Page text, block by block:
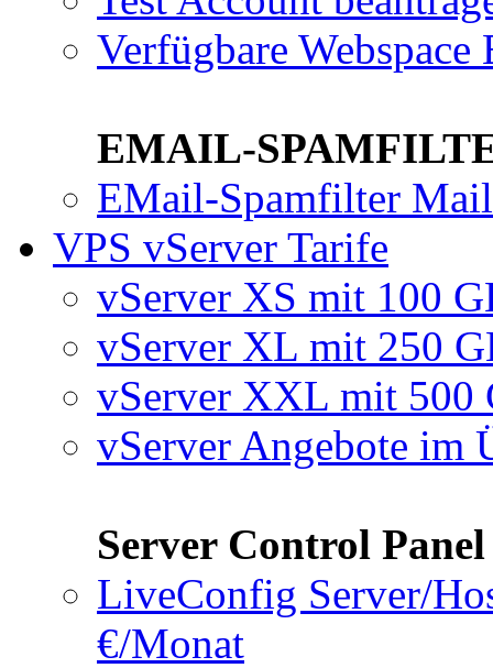
Verfügbare
EMAIL-
EMail-Spamfilter
VPS vServer Tarife
vServer XS mit 100
vServer XL mit 250
vServer XXL mit 500
vServer Angebote im
Server Control
LiveConfig Server/
€/Monat